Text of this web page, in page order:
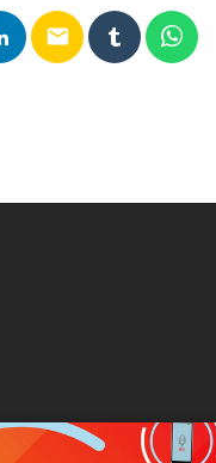
email